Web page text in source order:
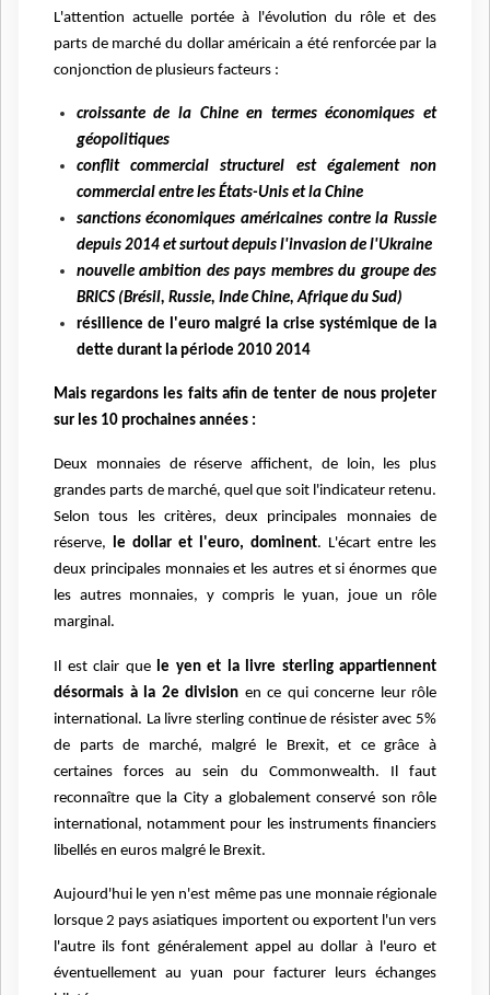
L'attention actuelle portée à l'évolution du rôle et des
parts de marché du dollar américain a été renforcée par la
conjonction de plusieurs facteurs :
croissante de la Chine en termes économiques et
géopolitiques
conflit commercial structurel est également non
commercial entre les États-Unis et la Chine
sanctions économiques américaines contre la Russie
depuis 2014 et surtout depuis l'invasion de l'Ukraine
nouvelle ambition des pays membres du groupe des
BRICS (Brésil, Russie, Inde Chine, Afrique du Sud)
résilience de l'euro malgré la crise systémique de la
dette durant la période 2010 2014
Mais regardons les faits afin de tenter de nous projeter
sur les 10 prochaines années :
Deux monnaies de réserve affichent, de loin, les plus
grandes parts de marché, quel que soit l'indicateur retenu.
Selon tous les critères, deux principales monnaies de
réserve, le dollar et l'euro, dominent. L'écart entre les
deux principales monnaies et les autres et si énormes que
les autres monnaies, y compris le yuan, joue un rôle
marginal.
Il est clair que le yen et la livre sterling appartiennent
désormais à la 2e division en ce qui concerne leur rôle
international. La livre sterling continue de résister avec 5%
de parts de marché, malgré le Brexit, et ce grâce à
certaines forces au sein du Commonwealth. Il faut
reconnaître que la City a globalement conservé son rôle
international, notamment pour les instruments financiers
libellés en euros malgré le Brexit.
Aujourd'hui le yen n'est même pas une monnaie régionale
lorsque 2 pays asiatiques importent ou exportent l'un vers
l'autre ils font généralement appel au dollar à l'euro et
éventuellement au yuan pour facturer leurs échanges